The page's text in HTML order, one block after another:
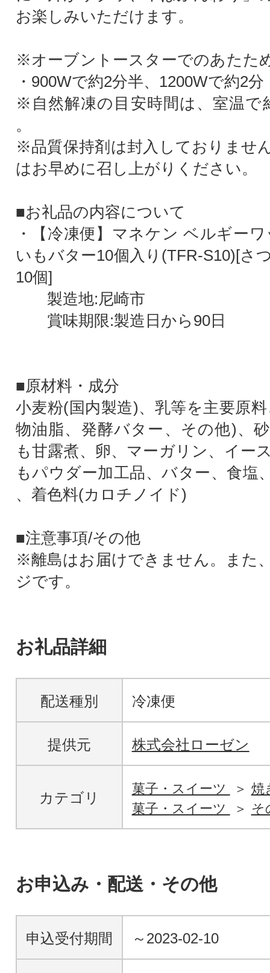
お楽しみいただけます。
※オーブントースターでのあたた
・900Wで約2分半、1200Wで約2分
※自然解凍の目安時間は、室温で
。
※品質保持剤は封入しておりませ
はお早めに召し上がりください。
■お礼品の内容について
・【冷凍便】マネケン ベルギー
いもバター10個入り(TFR-S10)[さ
10個]
製造地:尼崎市
賞味期限:製造日から90日
■原材料・成分
小麦粉(国内製造)、乳等を主要原
物油脂、発酵バター、その他)、
も甘露煮、卵、マーガリン、イー
もパウダー加工品、バター、食塩
、着色料(カロチノイド)
■注意事項/その他
※離島はお届けできません。また
ジです。
お礼品詳細
配送種別 冷凍便
提供元 株式会社ローゼン
カテゴリ
菓子・スイーツ
焼
菓子・スイーツ
そ
お申込み・配送・その他
申込受付期間 ～2023-02-10